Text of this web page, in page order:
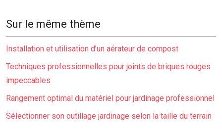
Sur le même thème
Installation et utilisation d’un aérateur de compost
Techniques professionnelles pour joints de briques rouges
impeccables
Rangement optimal du matériel pour jardinage professionnel
Sélectionner son outillage jardinage selon la taille du terrain